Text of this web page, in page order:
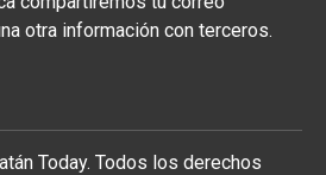
otra información con terceros.
Today. Todos los derechos